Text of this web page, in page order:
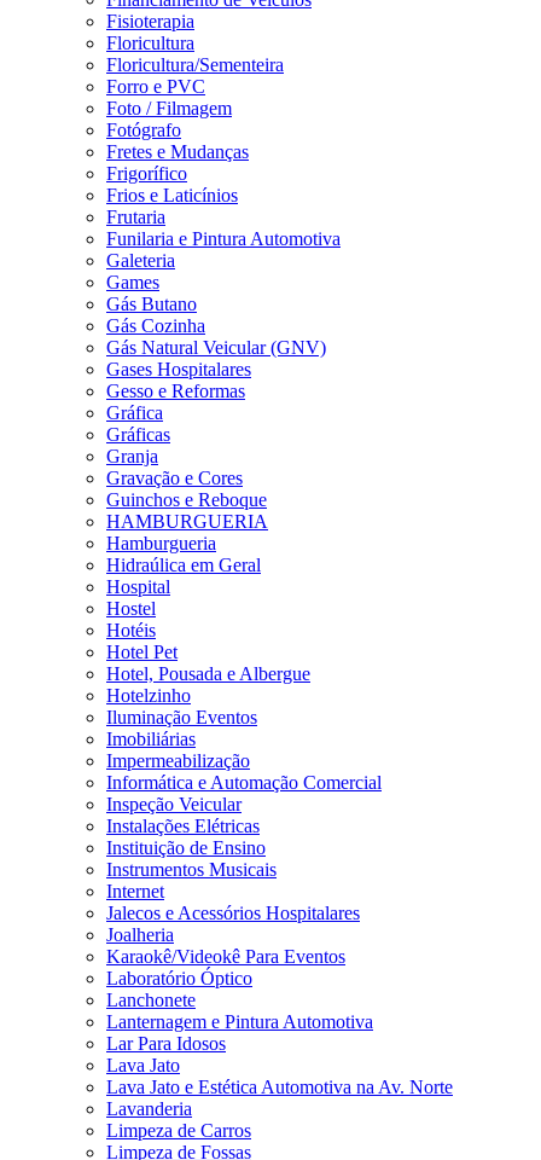
Fisioterapia
Floricultura
Floricultura/Sementeira
Forro e PVC
Foto / Filmagem
Fotógrafo
Fretes e Mudanças
Frigorífico
Frios e Laticínios
Frutaria
Funilaria e Pintura Automotiva
Galeteria
Games
Gás Butano
Gás Cozinha
Gás Natural Veicular (GNV)
Gases Hospitalares
Gesso e Reformas
Gráfica
Gráficas
Granja
Gravação e Cores
Guinchos e Reboque
HAMBURGUERIA
Hamburgueria
Hidraúlica em Geral
Hospital
Hostel
Hotéis
Hotel Pet
Hotel, Pousada e Albergue
Hotelzinho
Iluminação Eventos
Imobiliárias
Impermeabilização
Informática e Automação Comercial
Inspeção Veicular
Instalações Elétricas
Instituição de Ensino
Instrumentos Musicais
Internet
Jalecos e Acessórios Hospitalares
Joalheria
Karaokê/Videokê Para Eventos
Laboratório Óptico
Lanchonete
Lanternagem e Pintura Automotiva
Lar Para Idosos
Lava Jato
Lava Jato e Estética Automotiva na Av. Norte
Lavanderia
Limpeza de Carros
Limpeza de Fossas